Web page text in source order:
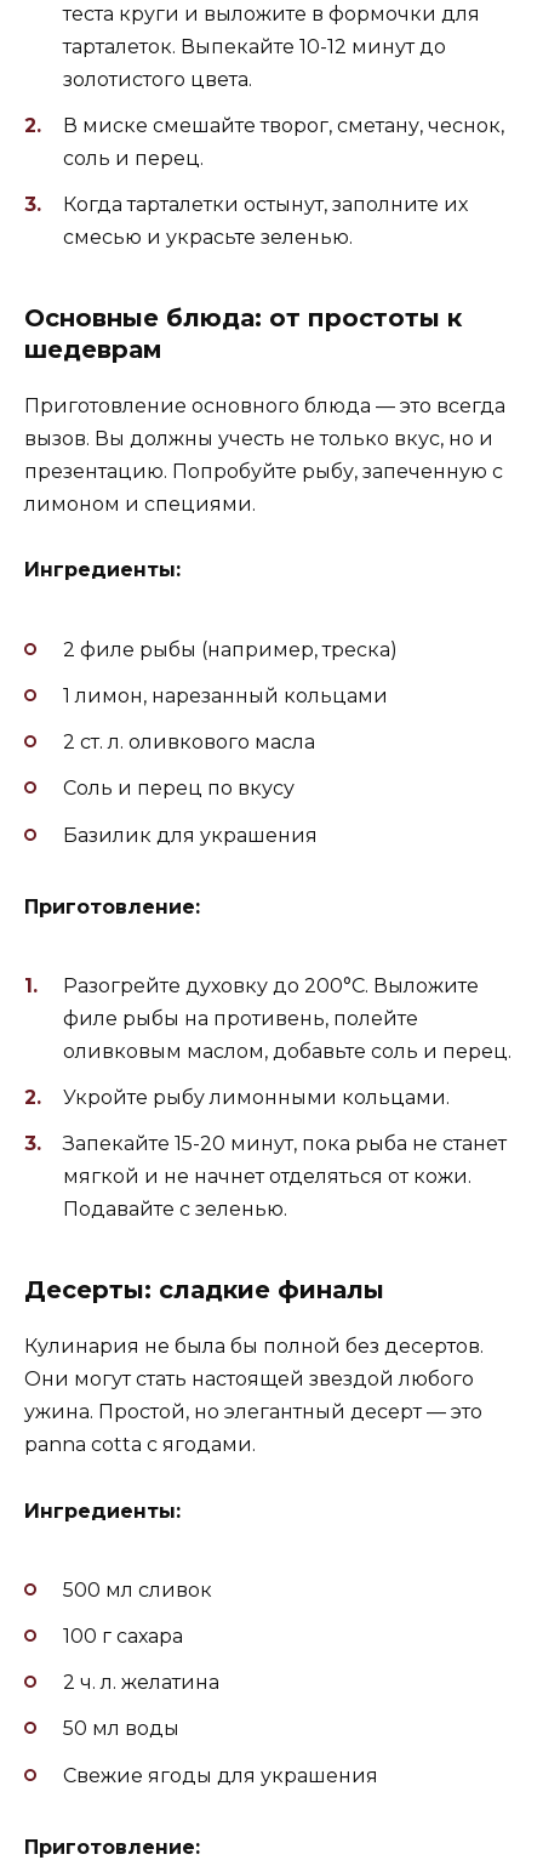
теста круги и выложите в формочки для
тарталеток. Выпекайте 10-12 минут до
золотистого цвета.
В миске смешайте творог, сметану, чеснок,
соль и перец.
Когда тарталетки остынут, заполните их
смесью и украсьте зеленью.
Основные блюда: от простоты к
шедеврам
Приготовление основного блюда — это всегда
вызов. Вы должны учесть не только вкус, но и
презентацию. Попробуйте рыбу, запеченную с
лимоном и специями.
Ингредиенты:
2 филе рыбы (например, треска)
1 лимон, нарезанный кольцами
2 ст. л. оливкового масла
Соль и перец по вкусу
Базилик для украшения
Приготовление:
Разогрейте духовку до 200°C. Выложите
филе рыбы на противень, полейте
оливковым маслом, добавьте соль и перец.
Укройте рыбу лимонными кольцами.
Запекайте 15-20 минут, пока рыба не станет
мягкой и не начнет отделяться от кожи.
Подавайте с зеленью.
Десерты: сладкие финалы
Кулинария не была бы полной без десертов.
Они могут стать настоящей звездой любого
ужина. Простой, но элегантный десерт — это
panna cotta с ягодами.
Ингредиенты:
500 мл сливок
100 г сахара
2 ч. л. желатина
50 мл воды
Свежие ягоды для украшения
Приготовление: